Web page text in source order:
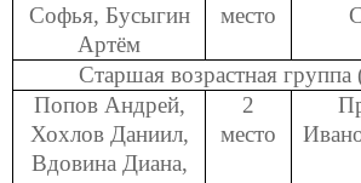
Софья, Бусыгин
Артём
место
Старшая возрастная группа
Попов Андрей,
Хохлов Даниил,
Вдовина Диана,
2
место